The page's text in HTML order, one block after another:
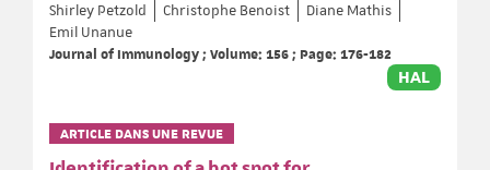
Shirley Petzold
Christophe Benoist
Diane Mathis
Emil Unanue
Journal of Immunology ; Volume: 156 ; Page: 176-182
HAL
ARTICLE DANS UNE REVUE